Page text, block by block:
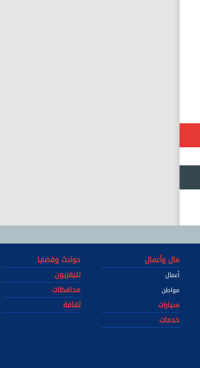
مال وأعمال
أعمال
مواطن
حوادث وقضايا
تليفزيون
محافظات
سيارات
ثقافة
خدمات